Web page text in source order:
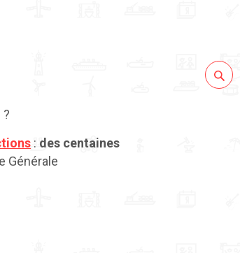
: des centaines
Générale